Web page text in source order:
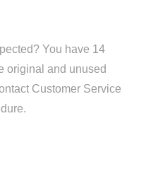
You have 14
original and unused
Customer Service